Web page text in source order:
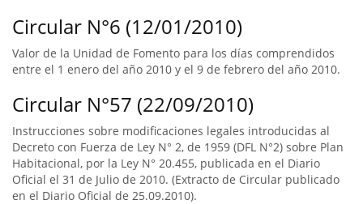
Circular N°6 (12/01/2010)
Valor de la Unidad de Fomento para los días comprendidos
entre el 1 enero del año 2010 y el 9 de febrero del año 2010.
Circular N°57 (22/09/2010)
Instrucciones sobre modificaciones legales introducidas al
Decreto con Fuerza de Ley N° 2, de 1959 (DFL N°2) sobre Plan
Habitacional, por la Ley N° 20.455, publicada en el Diario
Oficial el 31 de Julio de 2010. (Extracto de Circular publicado
en el Diario Oficial de 25.09.2010).